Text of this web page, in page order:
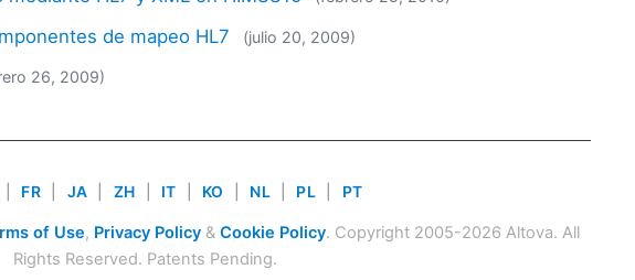
de mapeo HL7 (julio 20, 2009)
26, 2009)
FR JA ZH IT KO NL PL PT
of Use, Privacy Policy& Cookie Policy. Copyright 2005-2026 Altova. All
Rights Reserved. Patents Pending.